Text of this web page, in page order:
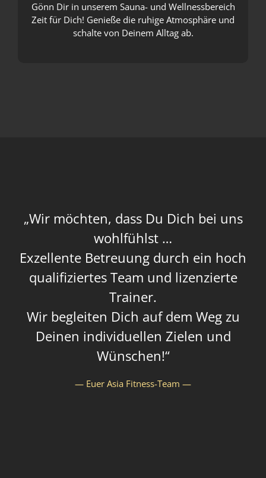
Gönn Dir in unserem Sauna- und Wellnessbereich
Zeit für Dich! Genieße die ruhige Atmosphäre und
schalte von Deinem Alltag ab.
„Wir möchten, dass Du Dich bei uns
wohlfühlst …
Exzellente Betreuung durch ein hoch
qualifiziertes Team und lizenzierte
Trainer.
Wir begleiten Dich auf dem Weg zu
Deinen individuellen Zielen und
Wünschen!“
— Euer Asia Fitness-Team —